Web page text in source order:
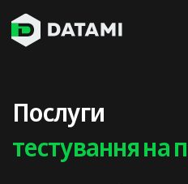
Пентест
Послуги
тестування на